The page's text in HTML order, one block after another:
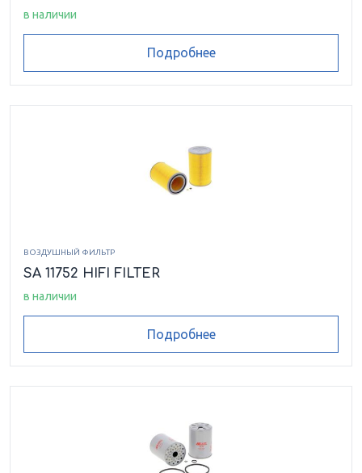
в наличии
Подробнее
ВОЗДУШНЫЙ ФИЛЬТР
SA 11752 HIFI FILTER
в наличии
Подробнее